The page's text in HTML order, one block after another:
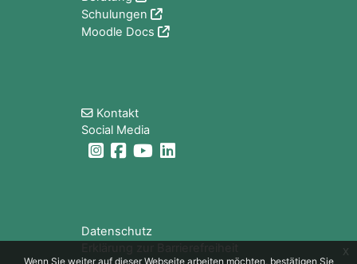
Wenn Sie weiter auf dieser Webseite arbeiten möchten, bestätigen Sie
x
Schulungen
Moodle Docs
Kontakt
Social Media
Datenschutz